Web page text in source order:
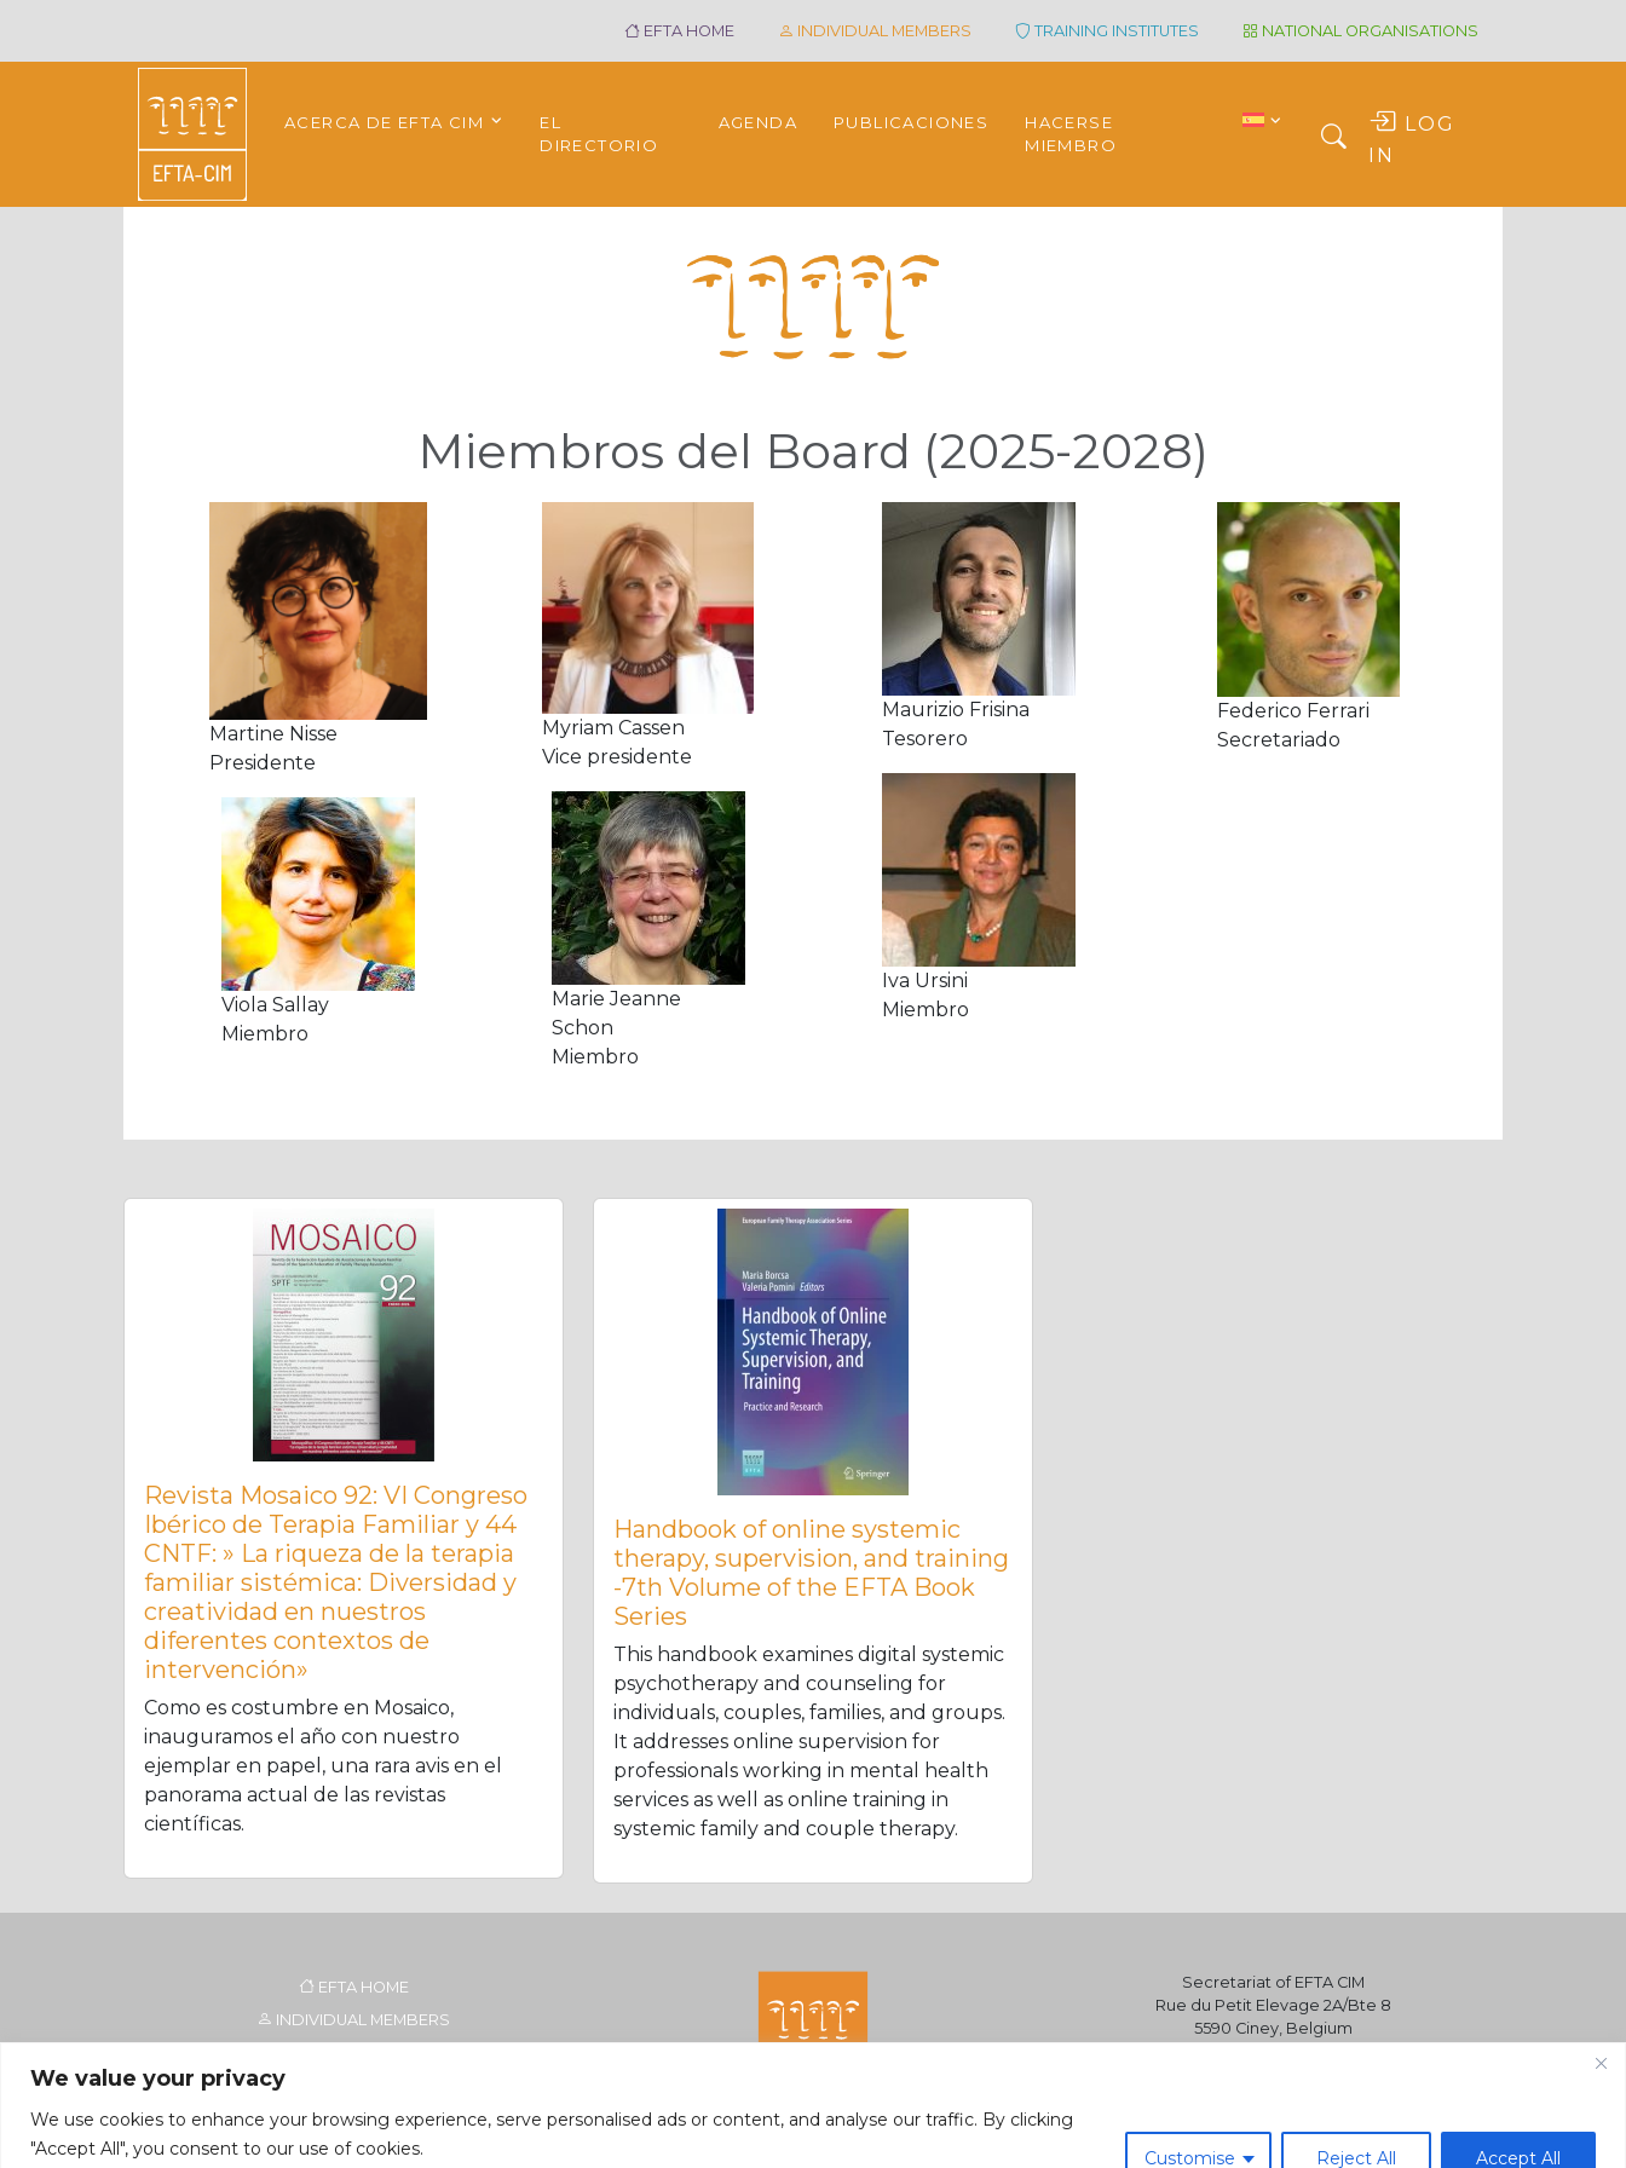
We value your privacy
We use cookies to enhance your browsing experience, serve personalised ads or content, and analyse our traffic. By clicking
"Accept All", you consent to our use of cookies.
Customise Reject All Accept All
EFTA HOME INDIVIDUAL MEMBERS TRAINING INSTITUTES NATIONAL ORGANISATIONS
ACERCA DE EFTA CIM
EL
DIRECTORIO
AGENDA PUBLICACIONES
HACERSE
MIEMBRO
LOG
IN
Miembros del Board (2025-2028)
Martine Nisse
Presidente
Viola Sallay
Miembro
Myriam Cassen
Vice presidente
Marie Jeanne
Schon
Miembro
Maurizio Frisina
Tesorero
Iva Ursini
Miembro
Federico Ferrari
Secretariado
Revista Mosaico 92: VI Congreso
Ibérico de Terapia Familiar y 44
CNTF: » La riqueza de la terapia
familiar sistémica: Diversidad y
creatividad en nuestros
diferentes contextos de
intervención»
Como es costumbre en Mosaico,
inauguramos el año con nuestro
ejemplar en papel, una rara avis en el
panorama actual de las revistas
científicas.
Handbook of online systemic
therapy, supervision, and training
-7th Volume of the EFTA Book
Series
This handbook examines digital systemic
psychotherapy and counseling for
individuals, couples, families, and groups.
It addresses online supervision for
professionals working in mental health
services as well as online training in
systemic family and couple therapy.
EFTA HOME
INDIVIDUAL MEMBERS
NATIONAL ORGANISATIONS
Secretariat of EFTA CIM
Rue du Petit Elevage 2A/Bte 8
5590 Ciney, Belgium